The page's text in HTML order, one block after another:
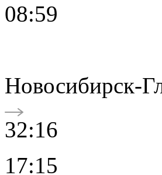
08:59
Новосибирск-
32:16
17:15